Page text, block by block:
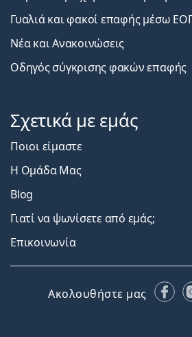
Γυαλιά και φακοί επαφής μέσω
Νέα και Ανακοινώσεις
Οδηγός σύγκρισης φακών επαφής
Σχετικά με εμάς
Ποιοι είμαστε
Η Ομάδα Μας
Blog
Γιατί να ψωνίσετε από εμάς;
Επικοινωνία
Ακολουθήστε μας